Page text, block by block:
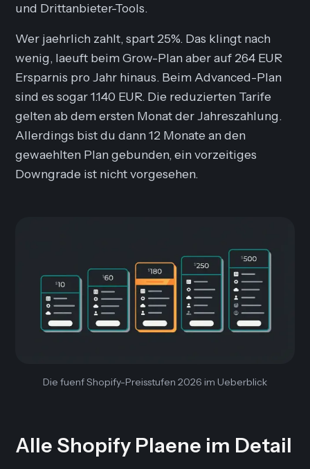
und Drittanbieter-Tools.
Wer jaehrlich zahlt, spart 25%. Das klingt nach
wenig, laeuft beim Grow-Plan aber auf 264 EUR
Ersparnis pro Jahr hinaus. Beim Advanced-Plan
sind es sogar 1.140 EUR. Die reduzierten Tarife
gelten ab dem ersten Monat der Jahreszahlung.
Allerdings bist du dann 12 Monate an den
gewaehlten Plan gebunden, ein vorzeitiges
Downgrade ist nicht vorgesehen.
Die fuenf Shopify-Preisstufen 2026 im Ueberblick
Alle Shopify Plaene im Detail